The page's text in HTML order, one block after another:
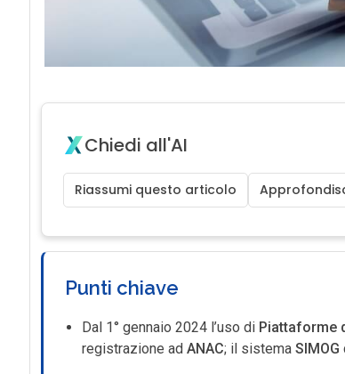
Chiedi all'AI
Riassumi questo articolo
Punti chiave
Dal 1° gennaio 2024 l’uso di Piattaforme
registrazione ad ANAC; il sistema SIMOG